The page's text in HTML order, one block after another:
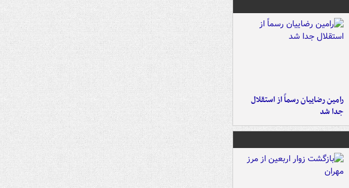
رامین رضاییان رسماً از استقلال
جدا شد